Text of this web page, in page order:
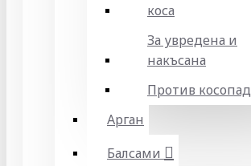
коса
За увредена и
накъсана
Против косопад
Арган
Балсами